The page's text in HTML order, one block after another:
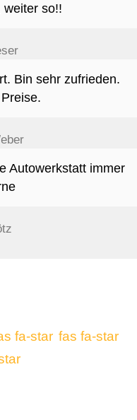
weiter so!!
Bin sehr zufrieden.
Autowerkstatt immer
fa-star fas fa-star